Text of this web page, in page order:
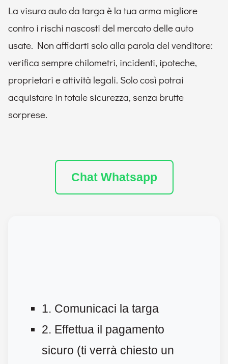
La visura auto da targa è la tua arma migliore
contro i rischi nascosti del mercato delle auto
usate. Non affidarti solo alla parola del venditore:
verifica sempre chilometri, incidenti, ipoteche,
proprietari e attività legali. Solo così potrai
acquistare in totale sicurezza, senza brutte
sorprese.
Chat Whatsapp
1. Comunicaci la targa
2. Effettua il pagamento
sicuro (ti verrà chiesto un